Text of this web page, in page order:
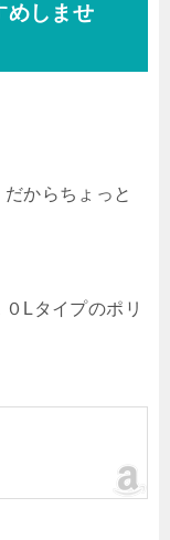
めしませ
からちょっと
Lタイプのポリ